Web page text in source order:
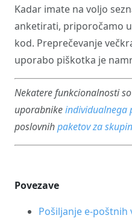
Kadar imate na voljo
anketirati, priporočamo
kod. Preprečevanje
uporabo piškotka je
Nekatere funkcionalnosti
uporabnikeindividualnega
poslovnihpaketov za
Povezave
Pošiljanje e-poštnih